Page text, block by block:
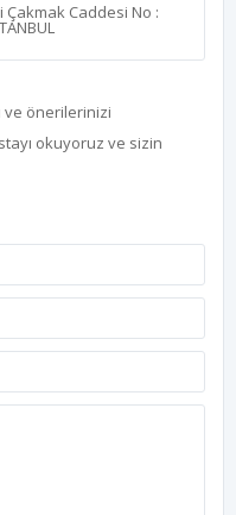
Çakmak Caddesi No :
ve önerilerinizi
okuyoruz ve sizin